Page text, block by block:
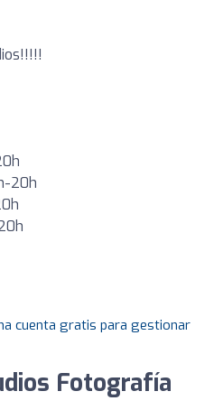
20h
cuenta gratis para gestionar
Fotografía